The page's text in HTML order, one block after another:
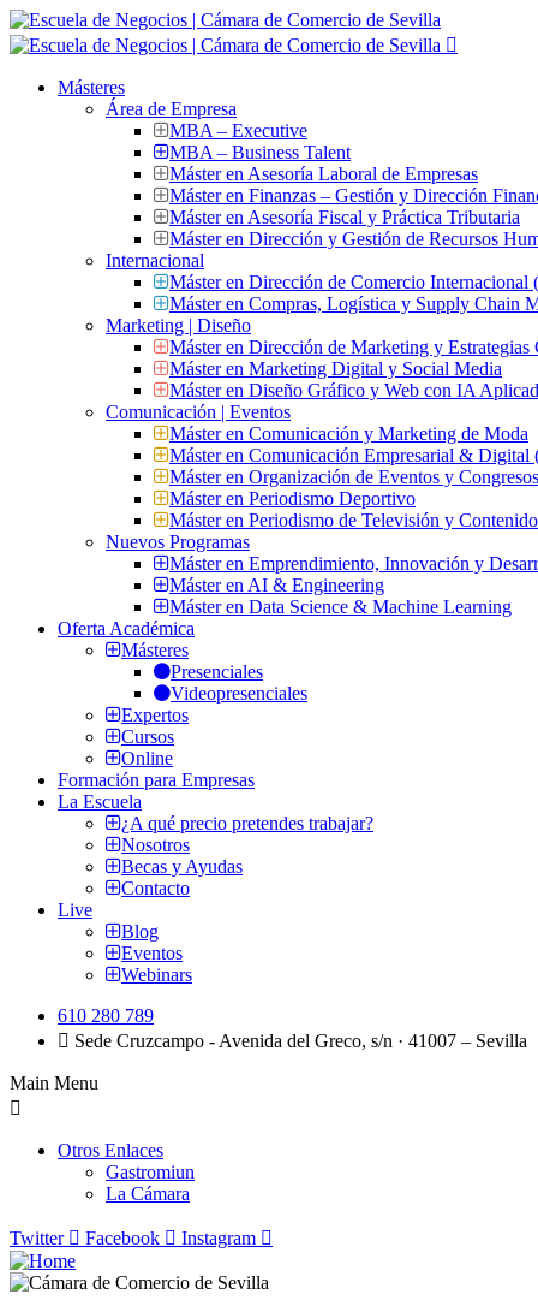
Másteres
Área de Empresa
MBA – Executive
MBA – Business Talent
Máster en Asesoría Laboral de Empresas
Máster en Finanzas – Gestión y Dirección
Máster en Asesoría Fiscal y Práctica Tributaria
Máster en Dirección y Gestión de Recursos
Internacional
Máster en Dirección de Comercio
Máster en Compras, Logística y Supply Chain
Marketing | Diseño
Máster en Dirección de Marketing y Estrategias
Máster en Marketing Digital y Social Media
Máster en Diseño Gráfico y Web con IA
Comunicación | Eventos
Máster en Comunicación y Marketing de Moda
Máster en Comunicación Empresarial &
Máster en Organización de Eventos y
Máster en Periodismo Deportivo
Máster en Periodismo de Televisión y
Nuevos Programas
Máster en Emprendimiento, Innovación y
Máster en AI & Engineering
Máster en Data Science & Machine Learning
Oferta Académica
Másteres
Presenciales
Videopresenciales
Expertos
Cursos
Online
Formación para Empresas
La Escuela
¿A qué precio pretendes trabajar?
Nosotros
Becas y Ayudas
Contacto
Live
Blog
Eventos
Webinars
610 280 789
Sede Cruzcampo - Avenida del Greco, s/n · 41007 – Sevilla
Main Menu
Otros Enlaces
Gastromiun
La Cámara
Twitter Facebook Instagram